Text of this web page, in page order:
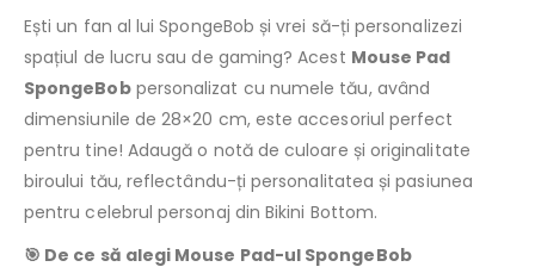
Ești un fan al lui SpongeBob și vrei să-ți personalizezi
spațiul de lucru sau de gaming? Acest Mouse Pad
SpongeBobpersonalizat cu numele tău, având
dimensiunile de 28×20 cm, este accesoriul perfect
pentru tine! Adaugă o notă de culoare și originalitate
biroului tău, reflectându-ți personalitatea și pasiunea
pentru celebrul personaj din Bikini Bottom.
🎯 De ce să alegi Mouse Pad-ul SpongeBob